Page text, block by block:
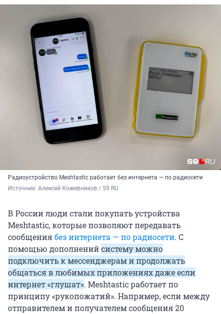
Радиоустройство Meshtastic работает без интернета — по радиосети
Источник: Алексей Кожевников / 59.RU
В России люди стали покупать устройства
Meshtastic, которые позволяют передавать
сообщениябез интернета — по радиосети. С
помощью дополненийсистему можно
подключить к мессенджерам и продолжать
общаться в любимых приложениях даже если
интернет «глушат». Meshtastic работает по
принципу «рукопожатий». Например, если между
отправителем и получателем сообщения 20